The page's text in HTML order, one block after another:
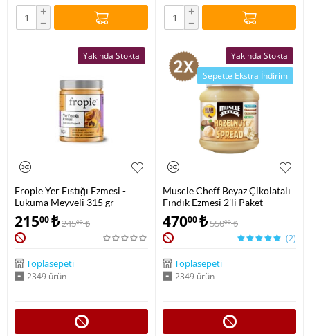
+
−
+
−
Yakında Stokta
Fropie Yer Fıstığı Ezmesi -
Lukuma Meyveli 315 gr
21500₺24500 ₺
Toplasepeti
2349 ürün
Yakında Stokta
Sepette Ekstra İndirim
Muscle Cheff Beyaz Çikolatalı
Fındık Ezmesi 2'li Paket
47000₺55000 ₺
(2)
Toplasepeti
2349 ürün